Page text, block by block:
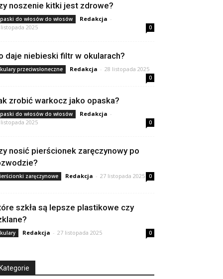
noszenie kitki jest zdrowe?
do włosów do włosów Redakcja -
2025
0
daje niebieski filtr w okularach?
przeciwsłoneczne Redakcja - 28 listopada 2025
0
zrobić warkocz jako opaska?
do włosów do włosów Redakcja -
2025
0
nosić pierścionek zaręczynowy po
zaręczynowe Redakcja - 27 listopada 2025 0
szkła są lepsze plastikowe czy
Redakcja - 27 listopada 2025 0
Kategorie